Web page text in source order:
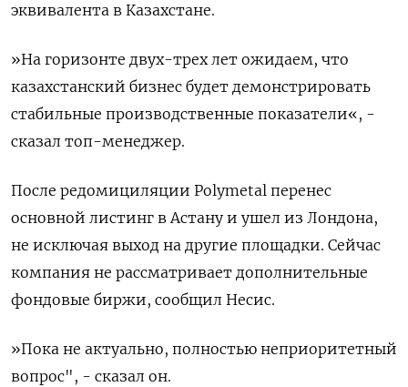
эквивалента в Казахстане.
»На горизонте двух-трех лет ожидаем, что
казахстанский бизнес будет демонстрировать
стабильные производственные показатели«, -
сказал топ-менеджер.
После редомициляции Polymetal перенес
основной листинг в Астану и ушел из Лондона,
не исключая выход на другие площадки. Сейчас
компания не рассматривает дополнительные
фондовые биржи, сообщил Несис.
»Пока не актуально, полностью неприоритетный
вопрос", - сказал он.